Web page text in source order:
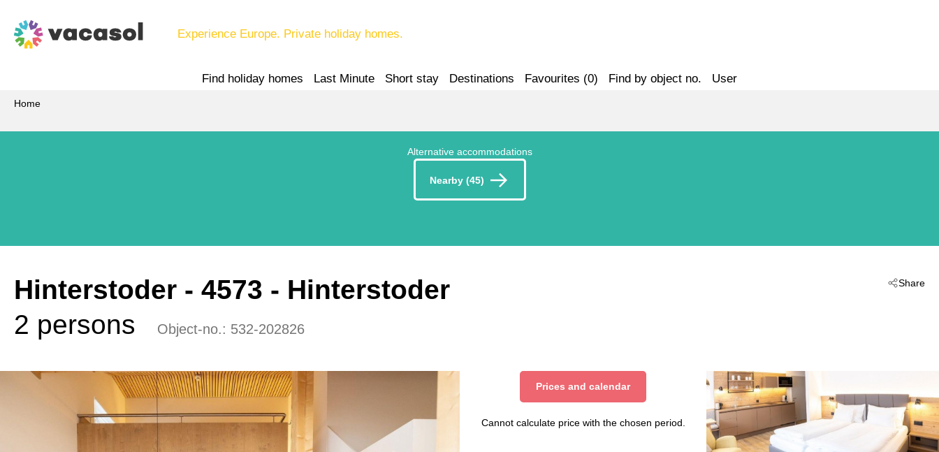
Experience Europe. Private holiday homes.
Find holiday homes Last Minute Short stay Destinations Favourites (0) Find by object no. User
Home
Alternative accommodations
Nearby (45)
Share
Hinterstoder - 4573 - Hinterstoder
2 persons
Object-no.: 532-202826
Prices and calendar
Cannot calculate price with the chosen period.